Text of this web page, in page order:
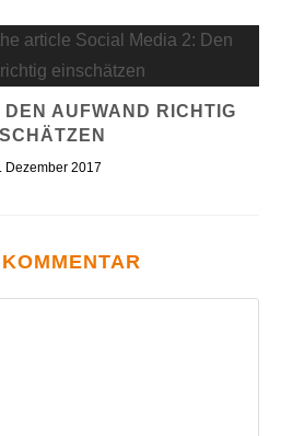
AUFWAND RICHTIG
Dezember 2017